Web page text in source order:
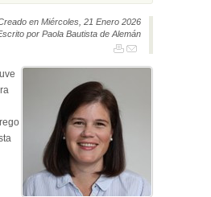
en Miércoles, 21 Enero 2026
por Paola Bautista de Alemán